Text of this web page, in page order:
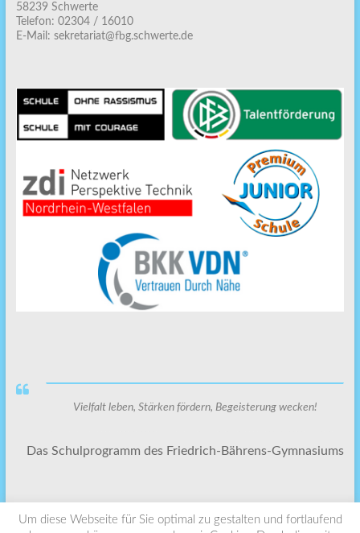
58239 Schwerte
Telefon: 02304 / 16010
E-Mail: sekretariat@fbg.schwerte.de
Vielfalt leben, Stärken fördern, Begeisterung wecken!
Das Schulprogramm des Friedrich-Bährens-Gymnasiums
Um diese Webseite für Sie optimal zu gestalten und fortlaufend